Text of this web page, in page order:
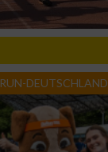
RUN-DEUTSCHLAND